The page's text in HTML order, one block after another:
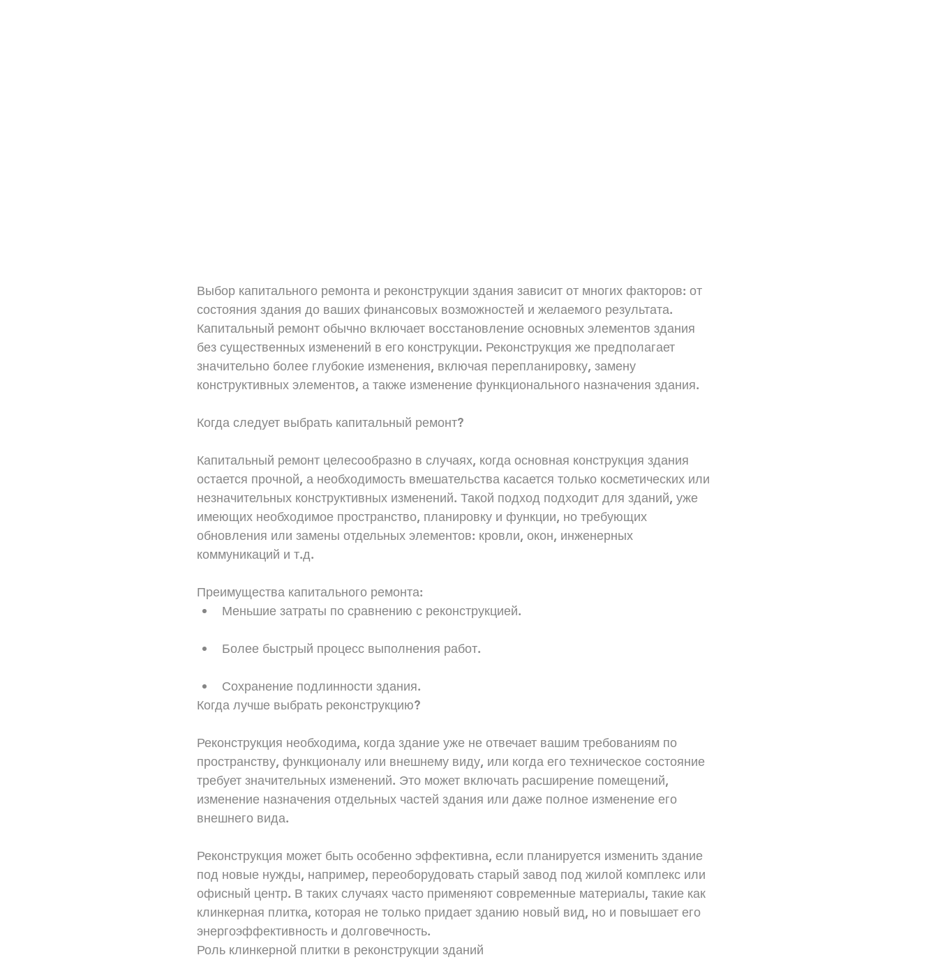
Выбор капитального ремонта и реконструкции здания зависит от многих факторов: от
состояния здания до ваших финансовых возможностей и желаемого результата.
Капитальный ремонт обычно включает восстановление основных элементов здания
без существенных изменений в его конструкции. Реконструкция же предполагает
значительно более глубокие изменения, включая перепланировку, замену
конструктивных элементов, а также изменение функционального назначения здания.
Когда следует выбрать капитальный ремонт?
Капитальный ремонт целесообразно в случаях, когда основная конструкция здания
остается прочной, а необходимость вмешательства касается только косметических или
незначительных конструктивных изменений. Такой подход подходит для зданий, уже
имеющих необходимое пространство, планировку и функции, но требующих
обновления или замены отдельных элементов: кровли, окон, инженерных
коммуникаций и т.д.
Преимущества капитального ремонта:
Меньшие затраты по сравнению с реконструкцией.
Более быстрый процесс выполнения работ.
Сохранение подлинности здания.
Когда лучше выбрать реконструкцию?
Реконструкция необходима, когда здание уже не отвечает вашим требованиям по
пространству, функционалу или внешнему виду, или когда его техническое состояние
требует значительных изменений. Это может включать расширение помещений,
изменение назначения отдельных частей здания или даже полное изменение его
внешнего вида.
Реконструкция может быть особенно эффективна, если планируется изменить здание
под новые нужды, например, переоборудовать старый завод под жилой комплекс или
офисный центр. В таких случаях часто применяют современные материалы, такие как
клинкерная плитка, которая не только придает зданию новый вид, но и повышает его
энергоэффективность и долговечность.
Роль клинкерной плитки в реконструкции зданий